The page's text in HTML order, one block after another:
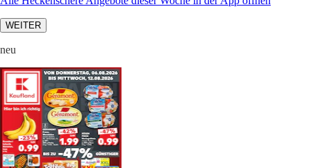
WEITER
neu